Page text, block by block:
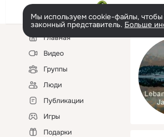
Мы используем cookie-файлы, чтобы
законный представитель. Больше
Левая
колонкаГлавная
Видео
Группы
Люди
Публикации
Игры
Подарки